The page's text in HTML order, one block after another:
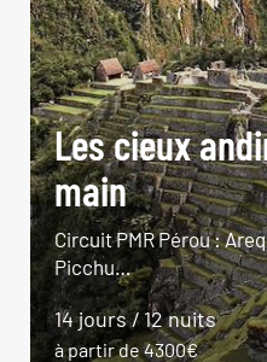
Les cieux
main
Circuit PMR Pérou :
Picchu…
14 jours / 12 nuits
à partir de 4300€